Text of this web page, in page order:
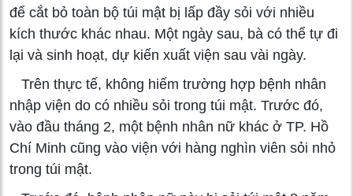
để cắt bỏ toàn bộ túi mật bị lấp đầy sỏi với nhiều
kích thước khác nhau. Một ngày sau, bà có thể tự đi
lại và sinh hoạt, dự kiến xuất viện sau vài ngày.
Trên thực tế, không hiếm trường hợp bệnh nhân
nhập viện do có nhiều sỏi trong túi mật. Trước đó,
vào đầu tháng 2, một bệnh nhân nữ khác ở TP. Hồ
Chí Minh cũng vào viện với hàng nghìn viên sỏi nhỏ
trong túi mật.